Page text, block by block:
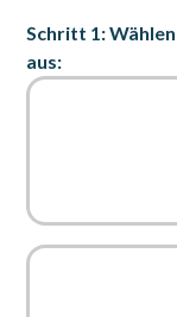
Schritt 1:
aus: